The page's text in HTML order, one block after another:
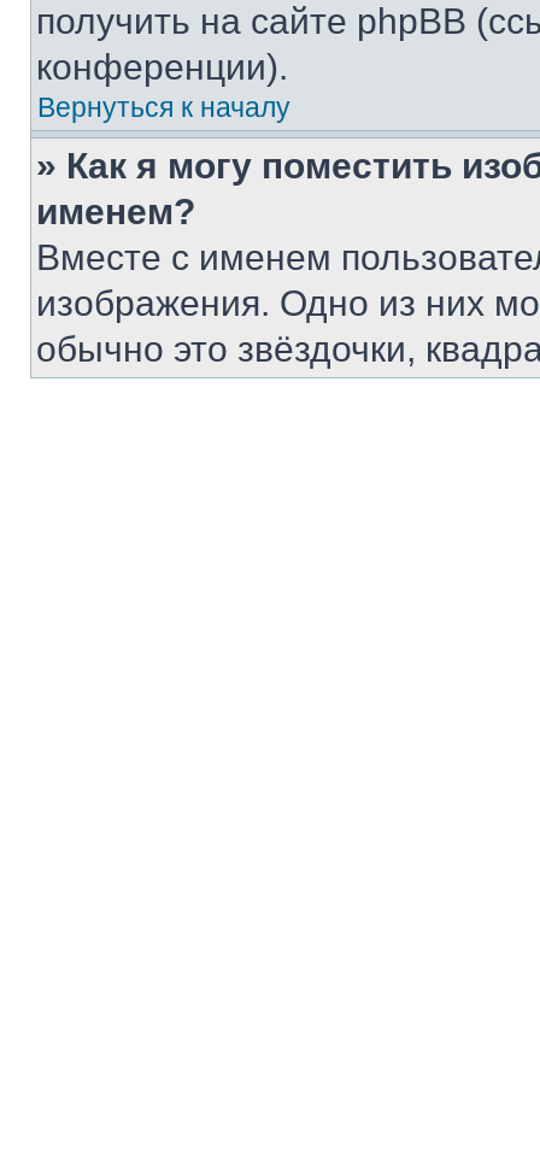
получить на сайте phpBB
конференции).
Вернуться к началу
» Как я могу поместить
именем?
Вместе с именем
изображения. Одно из них
обычно это звёздочки,